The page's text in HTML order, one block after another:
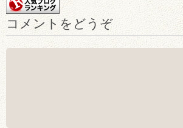
コメントをどうぞ